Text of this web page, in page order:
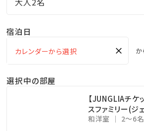
・バイキング 18:00～22:00 定休日
■バイキングのネット予約はこちら■
【ご案内】
※写真はイメージになります。
※ラストオーダーは21：00となります
※子供料金でご予約のお子様へは
宿泊日
× か
選択中の部屋
【JUNGLIAチケ
スファミリー(ジ
和洋室 2～6名